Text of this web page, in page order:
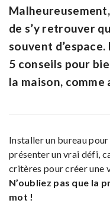
de s’y retrouver
souvent
5 conseils pour
la maison, comme
Installer un bureau
présenter un vrai défi,
critères pour créer une
N’oubliez pas que la
mot !